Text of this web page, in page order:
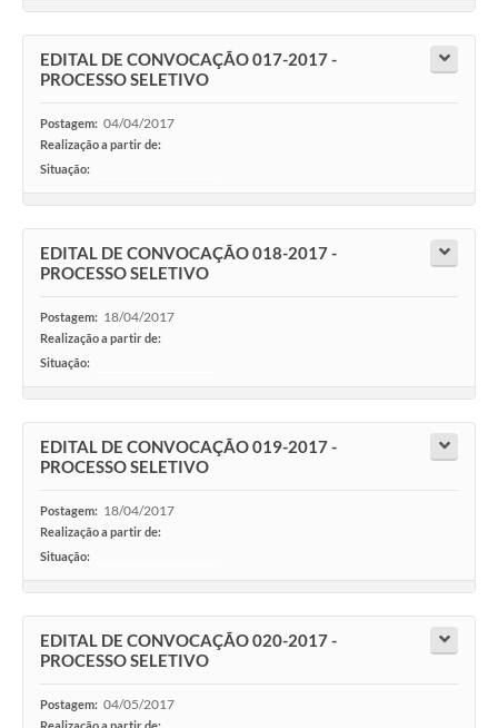
EDITAL DE CONVOCAÇÃO 017-2017 -
PROCESSO SELETIVO
Postagem: 04/04/2017
Realização a partir de:
Situação:
EDITAL DE CONVOCAÇÃO 018-2017 -
PROCESSO SELETIVO
Postagem: 18/04/2017
Realização a partir de:
Situação:
EDITAL DE CONVOCAÇÃO 019-2017 -
PROCESSO SELETIVO
Postagem: 18/04/2017
Realização a partir de:
Situação:
EDITAL DE CONVOCAÇÃO 020-2017 -
PROCESSO SELETIVO
Postagem: 04/05/2017